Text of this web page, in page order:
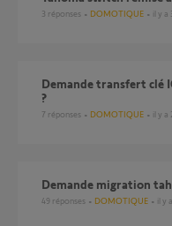
3 réponses DOMOTIQUE il y
Demande transfert clé IO tahoma Box vers tahoma switch
?
7 réponses DOMOTIQUE il y
demande migration
49 réponses DOMOTIQUE il